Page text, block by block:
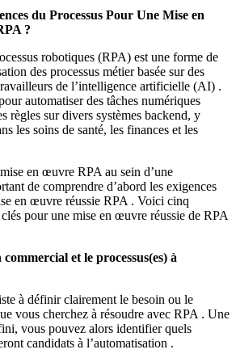
du Processus Pour Une Mise en
?
robotiques (RPA) est une forme de
des processus métier basée sur des
de l’intelligence artificielle (AI) .
automatiser des tâches numériques
règles sur divers systèmes backend, y
les soins de santé, les finances et les
en œuvre RPA au sein d’une
de comprendre d’abord les exigences
en œuvre réussie RPA . Voici cinq
pour une mise en œuvre réussie de RPA
et le processus(es) à
à définir clairement le besoin ou le
vous cherchez à résoudre avec RPA . Une
vous pouvez alors identifier quels
candidats à l’automatisation .